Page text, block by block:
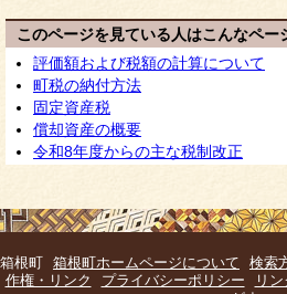
このページを見ている人はこんなペー
評価額および税額の計算について
町税の納付方法
固定資産税
償却資産の概要
令和8年度からの主な税制改正
箱根町 箱根町ホームページについて 検索
作権・リンク
プライバシーポリシー リ